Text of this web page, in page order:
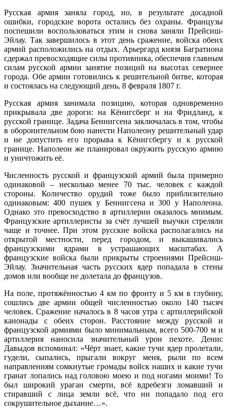
Русская армия заняла город, но, в результате досадной
ошибки, городские ворота остались без охраны. Французы
поспешили воспользоваться этим и снова заняли Прейсиш-
Эйлау. Так завершилось в этот день сражение, войска обеих
армий расположились на отдых. Арьергард князя Багратиона
сдержал превосходящие силы противника, обеспечив главным
силам русской армии занятие позиций на высотах севернее
города. Обе армии готовились к решительной битве, которая
и состоялась на следующий день, 8 февраля 1807 г.
Русская армия занимала позицию, которая одновременно
прикрывала две дороги: на Кёнигсберг и на Фридланд, к
русской границе. Задача Беннигсена заключалась в том, чтобы
в оборонительном бою нанести Наполеону решительный удар
и не допустить его прорыва к Кёнигсбергу и к русской
границе. Наполеон же планировал окружить русскую армию
и уничтожить её.
Численность русской и французской армий была примерно
одинаковой – несколько менее 70 тыс. человек с каждой
стороны. Количество орудий тоже было приблизительно
одинаковым: 400 пушек у Беннигсена и 300 у Наполеона.
Однако это превосходство в артиллерии оказалось мнимым.
Французские артиллеристы за счёт лучшей выучки стреляли
чаще и точнее. При этом русские войска располагались на
открытой местности, перед городом, и выкашивались
французскими ядрами в устрашающих масштабах. А
французские войска были прикрыты строениями Прейсиш-
Эйлау. Значительная часть русских ядер попадала в стены
домов или вообще не долетала до французов.
На поле, протяжённостью 4 км по фронту и 5 км в глубину,
сошлись две армии общей численностью около 140 тысяч
человек. Сражение началось в 8 часов утра с артиллерийской
канонады с обеих сторон. Расстояние между русской и
французской армиями было минимальным, всего 500-700 м и
артиллерия наносила значительный урон пехоте. Денис
Давыдов вспоминал: «Чёрт знает, какие тучи ядер пролетали,
гудели, сыпались, прыгали вокруг меня, рыли по всем
направлениям сомкнутые громады войск наших и какие тучи
гранат лопались над головою моею и под ногами моими! То
был широкий ураган смерти, всё вдребезги ломавший и
стиравший с лица земли всё, что ни попадало под его
сокрушительное дыхание…».